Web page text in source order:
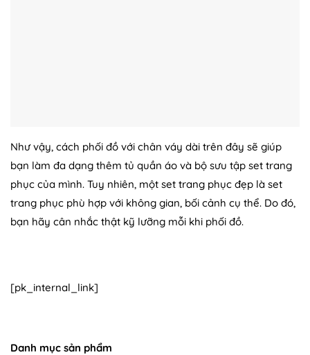
Danh mục sản phẩm
Như vậy, cách phối đồ với chân váy dài trên đây sẽ giúp
bạn làm đa dạng thêm tủ quần áo và bộ sưu tập set trang
phục của mình. Tuy nhiên, một set trang phục đẹp là set
trang phục phù hợp với không gian, bối cảnh cụ thể. Do đó,
bạn hãy cân nhắc thật kỹ lưỡng mỗi khi phối đồ.
[pk_internal_link]